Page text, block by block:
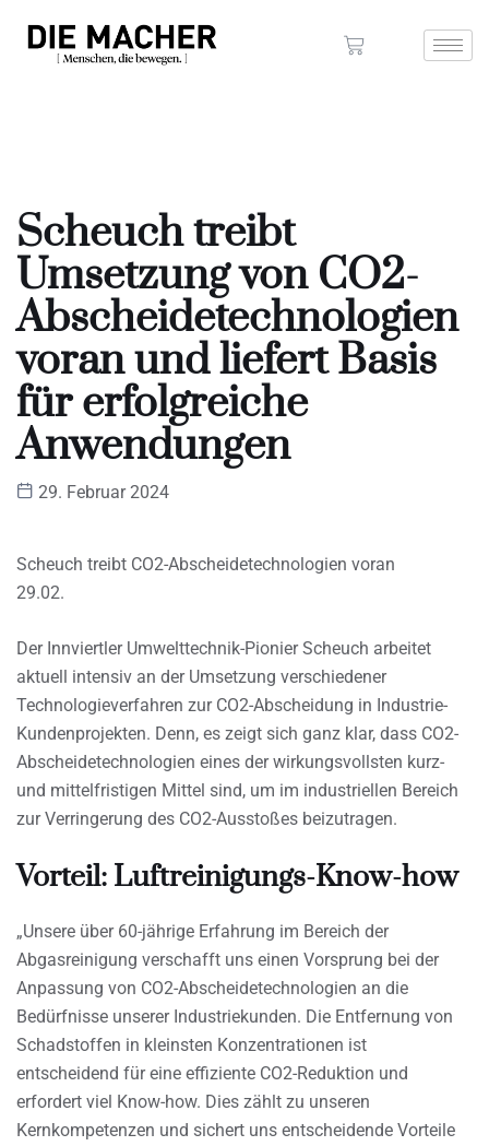
Scheuch treibt
Umsetzung von CO2-
Abscheidetechnologien
voran und liefert Basis
für erfolgreiche
Anwendungen
29. Februar 2024
Scheuch treibt CO2-Abscheidetechnologien voran
29.02.
Der Innviertler Umwelttechnik-Pionier Scheuch arbeitet
aktuell intensiv an der Umsetzung verschiedener
Technologieverfahren zur CO2-Abscheidung in Industrie-
Kundenprojekten. Denn, es zeigt sich ganz klar, dass CO2-
Abscheidetechnologien eines der wirkungsvollsten kurz-
und mittelfristigen Mittel sind, um im industriellen Bereich
zur Verringerung des CO2-Ausstoßes beizutragen.
Vorteil: Luftreinigungs-Know-how
„Unsere über 60-jährige Erfahrung im Bereich der
Abgasreinigung verschafft uns einen Vorsprung bei der
Anpassung von CO2-Abscheidetechnologien an die
Bedürfnisse unserer Industriekunden. Die Entfernung von
Schadstoffen in kleinsten Konzentrationen ist
entscheidend für eine effiziente CO2-Reduktion und
erfordert viel Know-how. Dies zählt zu unseren
Kernkompetenzen und sichert uns entscheidende Vorteile